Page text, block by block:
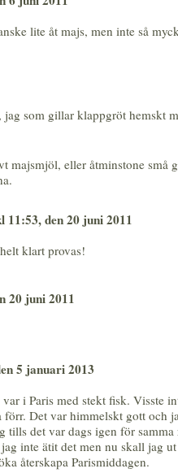
lite åt majs, men inte så
jag som gillar klappgröt hemskt
majsmjöl, eller åtminstone små
11:53, den 20 juni 2011
klart provas!
20 juni 2011
5 januari 2013
i Paris med stekt fisk. Visste
förr. Det var himmelskt gott och
tills det var dags igen för
inte ätit det men nu skall jag
återskapa Parismiddagen.